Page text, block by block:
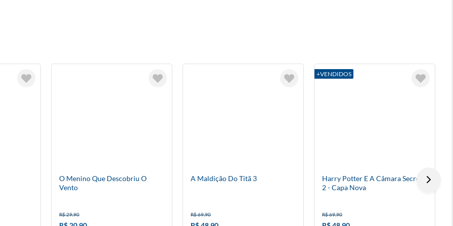
O Menino Que Descobriu O
Vento
R$ 29,90
A Maldição Do Titã 3
R$ 69,90
+VENDIDOS
Harry Potter E A Câmara Secreta
2 - Capa Nova
R$ 69,90